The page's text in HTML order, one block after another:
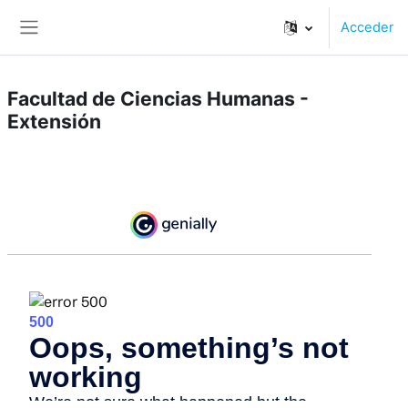
Acceder
Facultad de Ciencias Humanas -
Extensión